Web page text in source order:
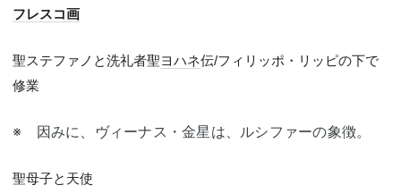
フレスコ画
聖ステファノと洗礼者聖ヨハネ伝/フィリッポ・リッピの下で
修業
※ 因みに、ヴィーナス・金星は、ルシファーの象徴。
聖母子と天使